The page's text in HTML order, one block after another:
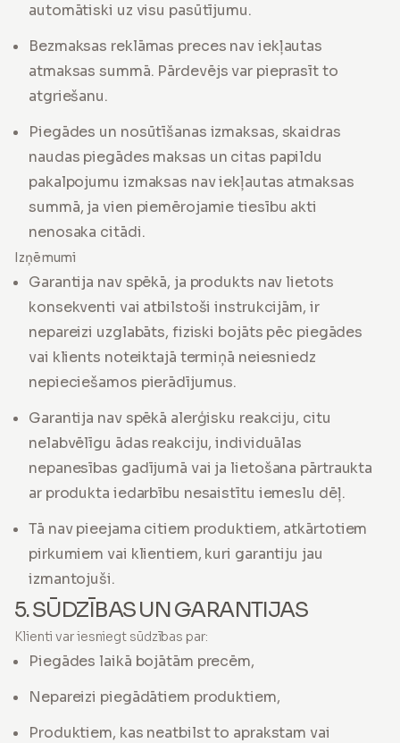
automātiski uz visu pasūtījumu.
Bezmaksas reklāmas preces nav iekļautas
atmaksas summā. Pārdevējs var pieprasīt to
atgriešanu.
Piegādes un nosūtīšanas izmaksas, skaidras
naudas piegādes maksas un citas papildu
pakalpojumu izmaksas nav iekļautas atmaksas
summā, ja vien piemērojamie tiesību akti
nenosaka citādi.
Izņēmumi
Garantija nav spēkā, ja produkts nav lietots
konsekventi vai atbilstoši instrukcijām, ir
nepareizi uzglabāts, fiziski bojāts pēc piegādes
vai klients noteiktajā termiņā neiesniedz
nepieciešamos pierādījumus.
Garantija nav spēkā alerģisku reakciju, citu
nelabvēlīgu ādas reakciju, individuālas
nepanesības gadījumā vai ja lietošana pārtraukta
ar produkta iedarbību nesaistītu iemeslu dēļ.
Tā nav pieejama citiem produktiem, atkārtotiem
pirkumiem vai klientiem, kuri garantiju jau
izmantojuši.
5. SŪDZĪBAS UN GARANTIJAS
Klienti var iesniegt sūdzības par:
Piegādes laikā bojātām precēm,
Nepareizi piegādātiem produktiem,
Produktiem, kas neatbilst to aprakstam vai